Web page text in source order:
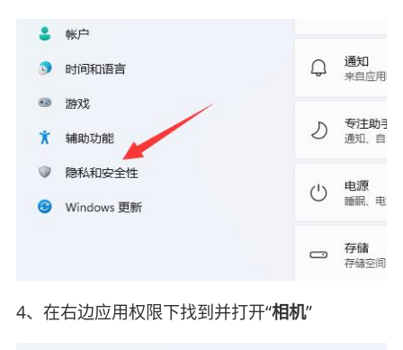
4、在右边应用权限下找到并打开“相机”